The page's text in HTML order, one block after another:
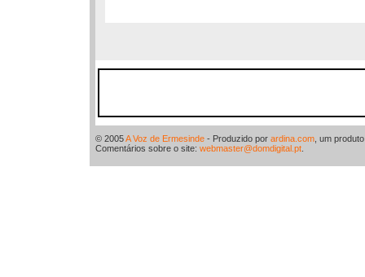
© 2005A Voz de Ermesinde - Produzido por ardina.com , um
Comentários sobre o site: webmaster@domdigital.pt